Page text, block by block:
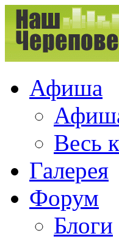
Афиша
Весь
Галерея
Форум
Блоги